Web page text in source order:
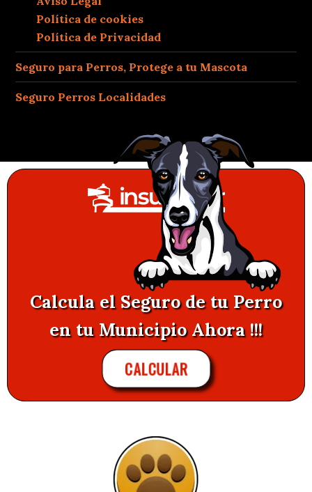
Política de cookies
Política de Privacidad
Seguro para Perros, Protege a tu Mascota
Seguro Perros Localidades
Calcula el Seguro de tu Perro
en tu Municipio Ahora !!!
CALCULAR